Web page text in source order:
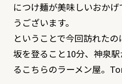
につけ麺が美味しいおか
うございます。
ということで今回訪れた
坂を登ること10分、神泉
るこちらのラーメン屋。